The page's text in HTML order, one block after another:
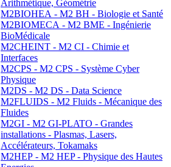
Arithmétique, Géométrie
M2BIOHEA - M2 BH - Biologie et Santé
M2BIOMECA - M2 BME - Ingénierie
BioMédicale
M2CHEINT - M2 CI - Chimie et
Interfaces
M2CPS - M2 CPS - Système Cyber
Physique
M2DS - M2 DS - Data Science
M2FLUIDS - M2 Fluids - Mécanique des
Fluides
M2GI - M2 GI-PLATO - Grandes
installations - Plasmas, Lasers,
Accélérateurs, Tokamaks
M2HEP - M2 HEP - Physique des Hautes